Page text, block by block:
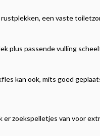
een vaste
plus passende vulling
kan ook, mits goed
zoekspelletjes van voor